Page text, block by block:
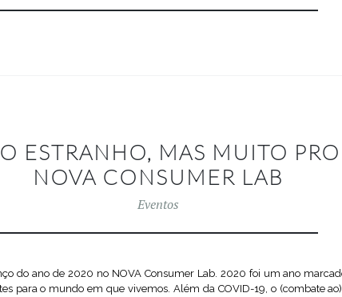
ESTRANHO, MAS MUITO
NOVA CONSUMER LAB
Eventos
do ano de 2020 no NOVA Consumer Lab. 2020 foi um ano
para o mundo em que vivemos. Além da COVID-19, o (combate